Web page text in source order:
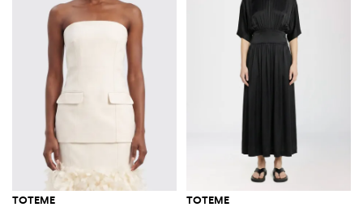
TOTEME TOTEME